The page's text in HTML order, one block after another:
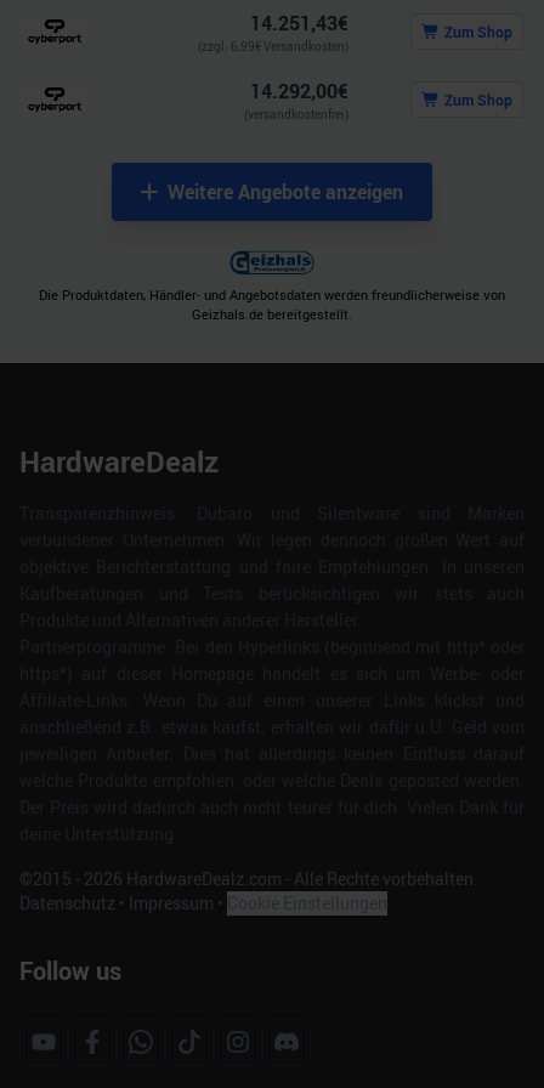
14.251,43€
(zzgl. 6,99€ Versandkosten)
Zum Shop
14.292,00€
(versandkostenfrei)
Zum Shop
Weitere Angebote anzeigen
Die Produktdaten, Händler- und Angebotsdaten werden freundlicherweise von
Geizhals.de bereitgestellt.
HardwareDealz
©2015 - 2026 HardwareDealz.com - Alle Rechte vorbehalten.
Datenschutz • Impressum •
Follow us